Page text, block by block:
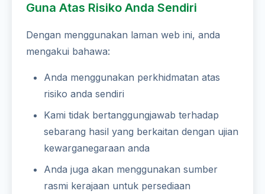
Guna Atas Risiko Anda Sendiri
Dengan menggunakan laman web ini, anda
mengakui bahawa:
Anda menggunakan perkhidmatan atas
risiko anda sendiri
Kami tidak bertanggungjawab terhadap
sebarang hasil yang berkaitan dengan ujian
kewarganegaraan anda
Anda juga akan menggunakan sumber
rasmi kerajaan untuk persediaan